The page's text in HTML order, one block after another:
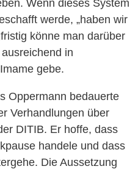
Wenn dieses System
werde, „haben wir
könne man darüber
in
gebe.
Oppermann bedauerte
Verhandlungen über
DITIB. Er hoffe, dass
handele und dass
Die Aussetzung